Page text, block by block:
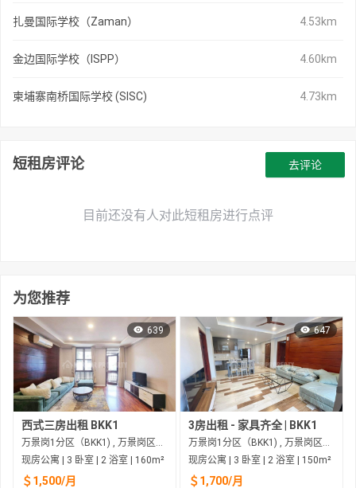
扎曼国际学校（Zaman） 4.53km
金边国际学校（ISPP） 4.60km
柬埔寨南桥国际学校 (SISC) 4.73km
短租房评论
目前还没有人对此短租房进行点评
去评论
为您推荐
639
西式三房出租 BKK1
万景岗1分区（BKK1) , 万景岗区（BKK) , 金边市
现房公寓 | 3 卧室 | 2 浴室 | 160m²
＄1,500/月
647
3房出租 - 家具齐全 | BKK1
万景岗1分区（BKK1) , 万景岗区（BKK) , 金边市
现房公寓 | 3 卧室 | 2 浴室 | 150m²
＄1,700/月